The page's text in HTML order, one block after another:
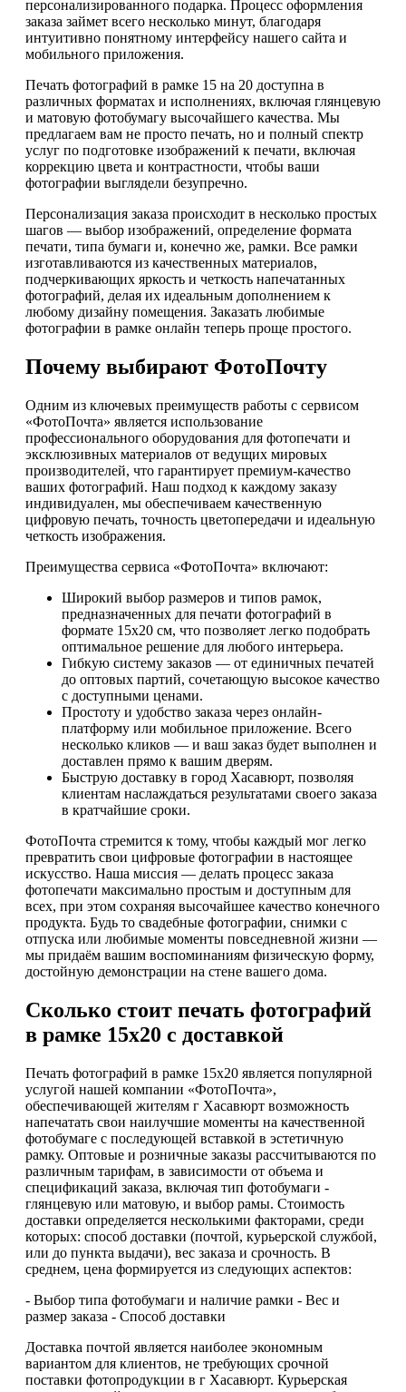
персонализированного подарка. Процесс оформления
заказа займет всего несколько минут, благодаря
интуитивно понятному интерфейсу нашего сайта и
мобильного приложения.
Печать фотографий в рамке 15 на 20 доступна в
различных форматах и исполнениях, включая глянцевую
и матовую фотобумагу высочайшего качества. Мы
предлагаем вам не просто печать, но и полный спектр
услуг по подготовке изображений к печати, включая
коррекцию цвета и контрастности, чтобы ваши
фотографии выглядели безупречно.
Персонализация заказа происходит в несколько простых
шагов — выбор изображений, определение формата
печати, типа бумаги и, конечно же, рамки. Все рамки
изготавливаются из качественных материалов,
подчеркивающих яркость и четкость напечатанных
фотографий, делая их идеальным дополнением к
любому дизайну помещения. Заказать любимые
фотографии в рамке онлайн теперь проще простого.
Почему выбирают ФотоПочту
Одним из ключевых преимуществ работы с сервисом
«ФотоПочта» является использование
профессионального оборудования для фотопечати и
эксклюзивных материалов от ведущих мировых
производителей, что гарантирует премиум-качество
ваших фотографий. Наш подход к каждому заказу
индивидуален, мы обеспечиваем качественную
цифровую печать, точность цветопередачи и идеальную
четкость изображения.
Преимущества сервиса «ФотоПочта» включают:
Широкий выбор размеров и типов рамок,
предназначенных для печати фотографий в
формате 15х20 см, что позволяет легко подобрать
оптимальное решение для любого интерьера.
Гибкую систему заказов — от единичных печатей
до оптовых партий, сочетающую высокое качество
с доступными ценами.
Простоту и удобство заказа через онлайн-
платформу или мобильное приложение. Всего
несколько кликов — и ваш заказ будет выполнен и
доставлен прямо к вашим дверям.
Быструю доставку в город Хасавюрт, позволяя
клиентам наслаждаться результатами своего заказа
в кратчайшие сроки.
ФотоПочта стремится к тому, чтобы каждый мог легко
превратить свои цифровые фотографии в настоящее
искусство. Наша миссия — делать процесс заказа
фотопечати максимально простым и доступным для
всех, при этом сохраняя высочайшее качество конечного
продукта. Будь то свадебные фотографии, снимки с
отпуска или любимые моменты повседневной жизни —
мы придаём вашим воспоминаниям физическую форму,
достойную демонстрации на стене вашего дома.
Сколько стоит печать фотографий
в рамке 15х20 с доставкой
Печать фотографий в рамке 15х20 является популярной
услугой нашей компании «ФотоПочта»,
обеспечивающей жителям г Хасавюрт возможность
напечатать свои наилучшие моменты на качественной
фотобумаге с последующей вставкой в эстетичную
рамку. Оптовые и розничные заказы рассчитываются по
различным тарифам, в зависимости от объема и
спецификаций заказа, включая тип фотобумаги -
глянцевую или матовую, и выбор рамы. Стоимость
доставки определяется несколькими факторами, среди
которых: способ доставки (почтой, курьерской службой,
или до пункта выдачи), вес заказа и срочность. В
среднем, цена формируется из следующих аспектов:
- Выбор типа фотобумаги и наличие рамки - Вес и
размер заказа - Способ доставки
Доставка почтой является наиболее экономным
вариантом для клиентов, не требующих срочной
поставки фотопродукции в г Хасавюрт. Курьерская